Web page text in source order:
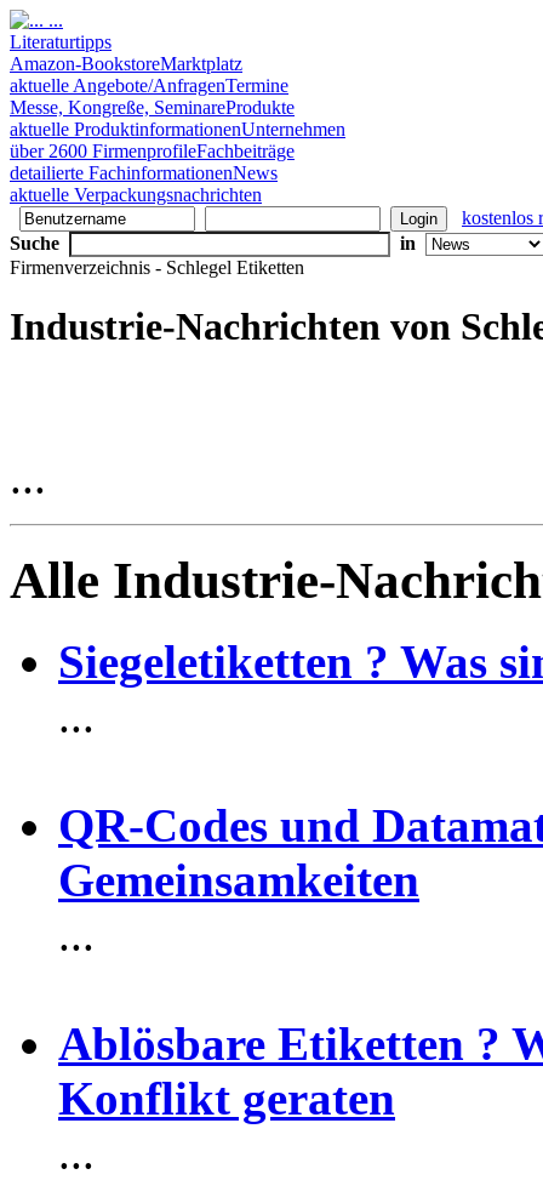
Literaturtipps
Amazon-BookstoreMarktplatz
aktuelle Angebote/AnfragenTermine
Messe, Kongreße, SeminareProdukte
aktuelle ProduktinformationenUnternehmen
über 2600 FirmenprofileFachbeiträge
detailierte FachinformationenNews
aktuelle Verpackungsnachrichten
kostenlos
Suche
in
Firmenverzeichnis - Schlegel Etiketten
Industrie-Nachrichten von
...
Alle Industrie-
Siegeletiketten ? Was
...
QR-Codes und
Gemeinsamkeiten
...
Ablösbare Etiketten ?
Konflikt geraten
...